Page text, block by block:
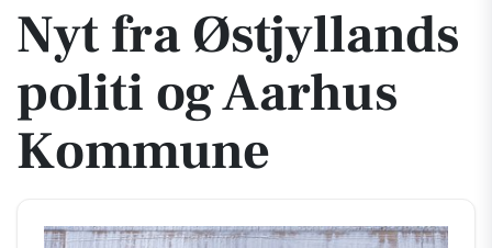
Nyt fra Østjyllands
politi og Aarhus
Kommune